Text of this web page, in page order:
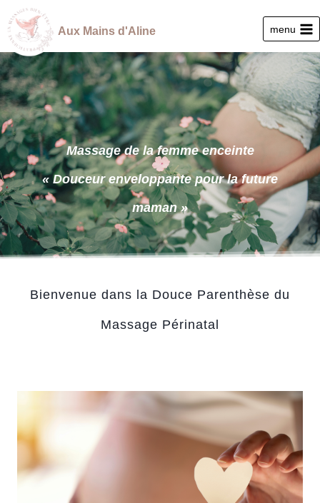
Aller
au
contenu
Aux Mains d'Aline menu
Massage de la femme enceinte
« Douceur enveloppante pour la future
maman »
Bienvenue dans la Douce Parenthèse du
Massage Périnatal